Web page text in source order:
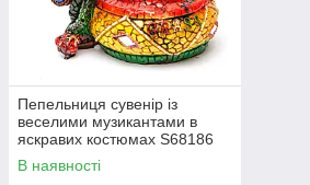
Пепельниця сувенір із
веселими музикантами в
яскравих костюмах S68186
В наявності